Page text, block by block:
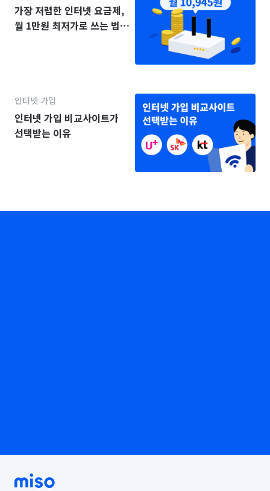
가장 저렴한 인터넷 요금제,
월 1만원 최저가로 쓰는 법
인터넷 가입
인터넷 가입 비교사이트가
선택받는 이유